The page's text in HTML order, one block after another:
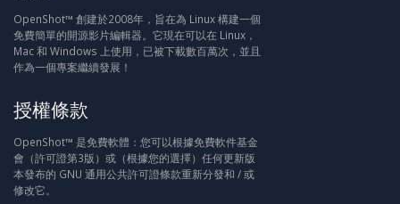
OpenShot™ 創建於2008年，旨在為 Linux 構建一個
免費簡單的開源影片編輯器。它現在可以在 Linux，
Mac 和 Windows 上使用，已被下載數百萬次，並且
作為一個專案繼續發展！
授權條款
OpenShot™ 是免費軟體：您可以根據免費軟件基金
會（許可證第3版）或（根據您的選擇）任何更新版
本發布的 GNU 通用公共許可證條款重新分發和 / 或
修改它。